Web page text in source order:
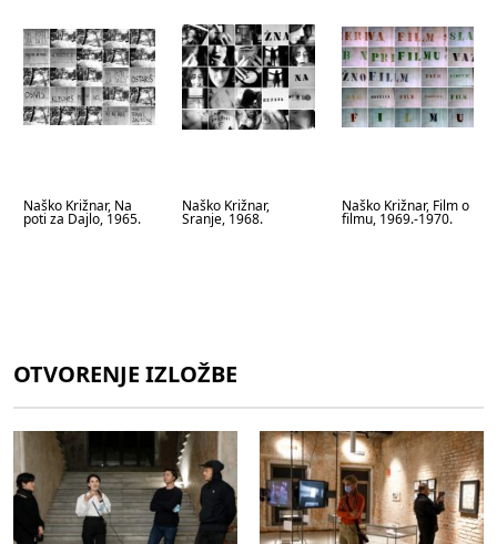
Naško Križnar, Na
poti za Dajlo, 1965.
Naško Križnar,
Sranje, 1968.
Naško Križnar, Film o
filmu, 1969.-1970.
OTVORENJE IZLOŽBE